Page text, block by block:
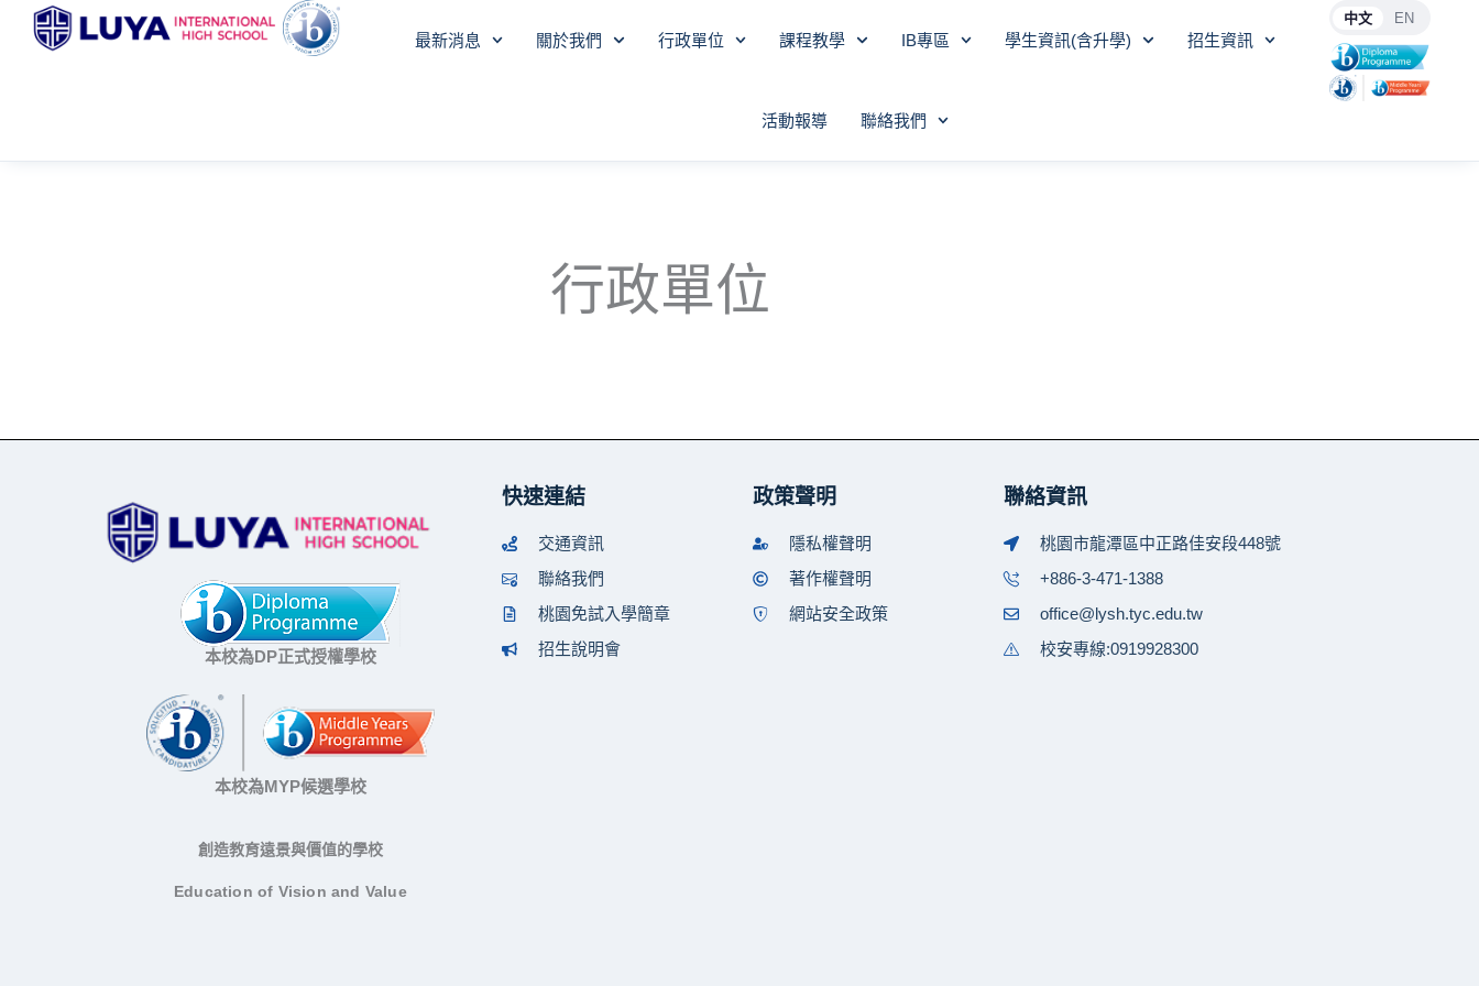
最新消息 關於我們 行政單位 課程教學 IB專區 學生資訊(含升學) 招生資訊
活動報導 聯絡我們
中文 EN
行政單位
本校為DP正式授權學校
本校為MYP候選學校
創造教育遠景與價值的學校
Education of Vision and Value
快速連結
交通資訊
聯絡我們
桃園免試入學簡章
招生說明會
政策聲明
隱私權聲明
著作權聲明
網站安全政策
聯絡資訊
桃園市龍潭區中正路佳安段448號
+886-3-471-1388
office@lysh.tyc.edu.tw
校安專線:0919928300